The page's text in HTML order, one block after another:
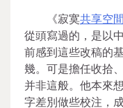
《寂寞共享空間
從頭寫過的，是以
前感到這些改稿的
幾。可是擔任收拾
并非這般。他本來
字差別做些校注，